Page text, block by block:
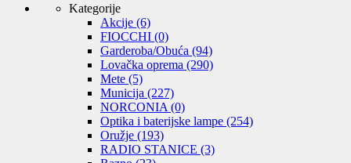
Kategorije
Akcije (6)
FIOCCHI (0)
Garderoba/Obuća (94)
Lovačka oprema (290)
Mete (5)
Municija (227)
NORCONIA (0)
Optika i baterijske lampe (254)
Oružje (193)
RADIO STANICE (3)